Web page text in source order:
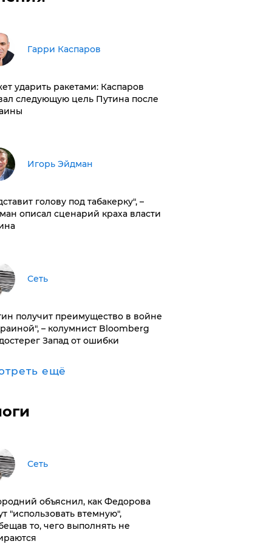
Гарри Каспаров
ударить ракетами: Каспаров
следующую цель Путина после
Игорь Эйдман
голову под табакерку", –
описал сценарий краха власти
Сеть
получит преимущество в войне
– колумнист Bloomberg
Запад от ошибки
ещё
Сеть
объяснил, как Федорова
"использовать втемную",
то, чего выполнять не